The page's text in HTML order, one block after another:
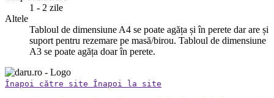
1 - 2 zile
Altele
Tabloul de dimensiune A4 se poate agăța și în perete dar are și
suport pentru rezemare pe masă/birou. Tabloul de dimensiune
A3 se poate agăța doar în perete.
Înapoi către site Înapoi la site